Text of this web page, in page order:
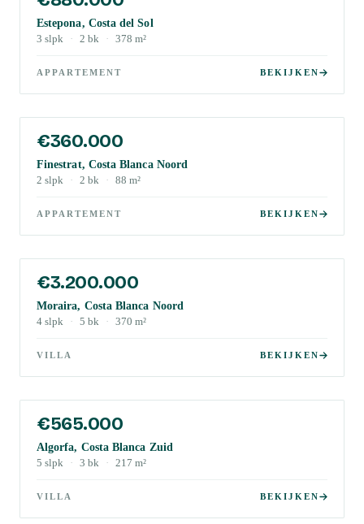
Estepona, Costa del Sol
3 slpk · 2 bk · 378 m²
APPARTEMENT BEKIJKEN
€360.000
Finestrat, Costa Blanca Noord
2 slpk · 2 bk · 88 m²
APPARTEMENT BEKIJKEN
€3.200.000
Moraira, Costa Blanca Noord
4 slpk · 5 bk · 370 m²
VILLA BEKIJKEN
€565.000
Algorfa, Costa Blanca Zuid
5 slpk · 3 bk · 217 m²
VILLA BEKIJKEN